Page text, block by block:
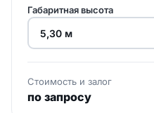
Габаритная высота
Стоимость и залог
по запросу